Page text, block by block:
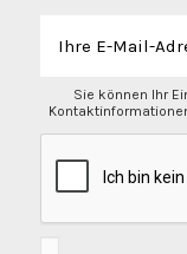
Sie können Ihr